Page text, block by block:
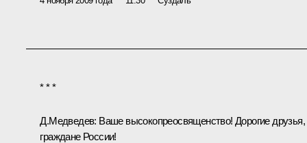
* * *
Д.Медведев: Ваше высокопреосвященство! Дорогие друзья,
граждане России!